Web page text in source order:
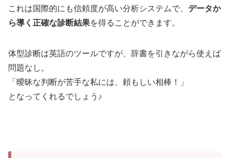
これは国際的にも信頼度が高い分析システムで、 データか
ら導く正確な診断結果を得ることができます。
体型診断は英語のツールですが、辞書を引きながら使えば
問題なし。
「曖昧な判断が苦手な私には、頼もしい相棒！」
となってくれるでしょう♪